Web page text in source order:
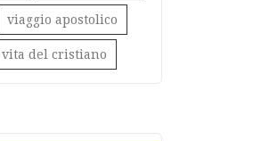
viaggio apostolico
vita del cristiano